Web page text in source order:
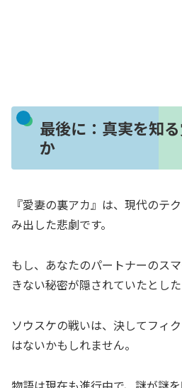
最後に：真実を知
か
『愛妻の裏アカ』は、現代のテ
み出した悲劇です。
もし、あなたのパートナーのス
きない秘密が隠されていたとし
ソウスケの戦いは、決してフィ
はないかもしれません。